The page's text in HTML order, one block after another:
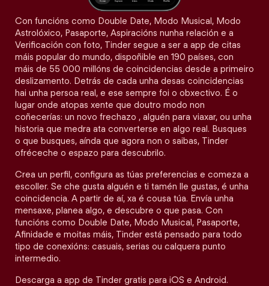
Con funcións como Double Date, Modo Musical, Modo
Astrolóxico, Pasaporte, Aspiracións nunha relación e a
Verificación con foto, Tinder segue a ser a app de citas
máis popular do mundo, dispoñible en 190 países, con
máis de 55 000 millóns de coincidencias desde a primeiro
deslizamento. Detrás de cada unha desas coincidencias
hai unha persoa real, e ese sempre foi o obxectivo. É o
lugar onde atopas xente que doutro modo non
coñecerías: un novo frechazo , alguén para viaxar, ou unha
historia que medra ata converterse en algo real. Busques
o que busques, aínda que agora non o saibas, Tinder
ofréceche o espazo para descubrilo.
Crea un perfil, configura as túas preferencias e comeza a
escoller. Se che gusta alguén e ti tamén lle gustas, é unha
coincidencia. A partir de aí, xa é cousa túa. Envía unha
mensaxe, planea algo, e descubre o que pasa. Con
funcións como Double Date, Modo Musical, Pasaporte,
Afinidade e moitas máis, Tinder está pensado para todo
tipo de conexións: casuais, serias ou calquera punto
intermedio.
Descarga a app de Tinder gratis para iOS e Android.